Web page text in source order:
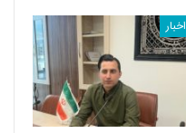
اخبار